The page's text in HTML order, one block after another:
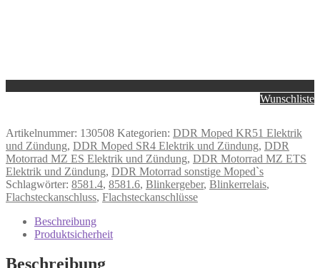
Wunschliste
Artikelnummer: 130508 Kategorien: DDR Moped KR51 Elektrik
und Zündung, DDR Moped SR4 Elektrik und Zündung, DDR
Motorrad MZ ES Elektrik und Zündung, DDR Motorrad MZ ETS
Elektrik und Zündung, DDR Motorrad sonstige Moped`s
Schlagwörter: 8581.4, 8581.6, Blinkergeber, Blinkerrelais,
Flachsteckanschluss, Flachsteckanschlüsse
Beschreibung
Produktsicherheit
Beschreibung